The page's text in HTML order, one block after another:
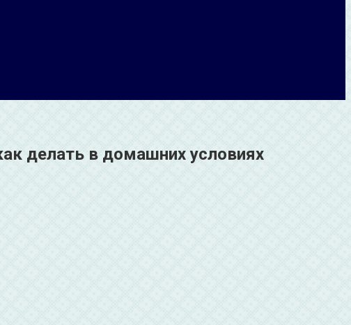
делать в домашних условиях